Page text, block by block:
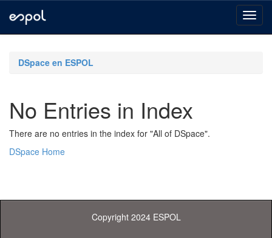
navigationDSpace en ESPOL
No Entries in Index
There are no entries in the index for "All of DSpace".
DSpace Home
Copyright 2024 ESPOL